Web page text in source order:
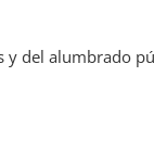
del alumbrado